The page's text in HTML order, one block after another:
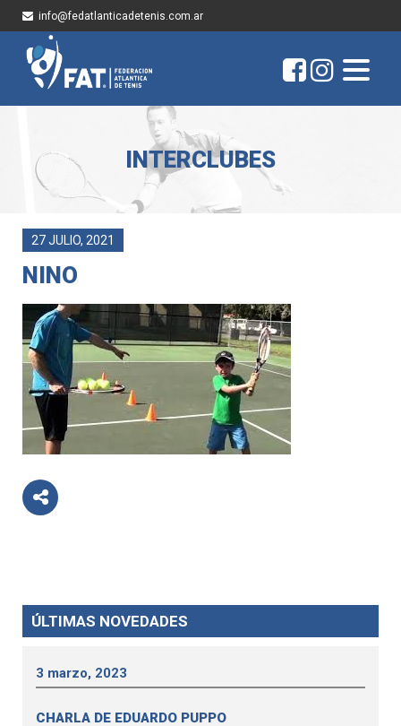
info@fedatlanticadetenis.com.ar
INTERCLUBES
27 JULIO, 2021
NINO
ÚLTIMAS NOVEDADES
3 marzo, 2023
CHARLA DE EDUARDO PUPPO